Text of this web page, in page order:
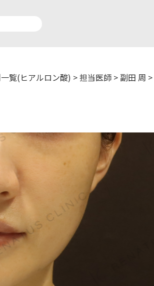
トメイク症例一覧
ック一覧
覧
一覧
情報
覧(ヒアルロン酸) >担当医師 > 副田 周 >